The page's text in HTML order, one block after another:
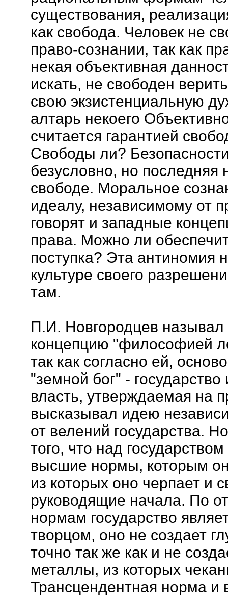
существования,
как свобода. Человек не
право-сознании, так как
некая объективная
искать, не свободен
свою экзистенциальную
алтарь некоего
считается гарантией
Свободы ли?
безусловно, но последняя
свободе. Моральное
идеалу, независимому от
говорят и западные
права. Можно ли
поступка? Эта антиномия
культуре своего
там.
П.И. Новгородцев называл
концепцию "философией
так как согласно ей,
"земной бог" - государство
власть, утверждаемая на
высказывал идею
от велений государства.
того, что над
высшие нормы, которым
из которых оно черпает и
руководящие начала. По
нормам государство
творцом, оно не создает
точно так же как и не
металлы, из которых
Трансцендентная норма и